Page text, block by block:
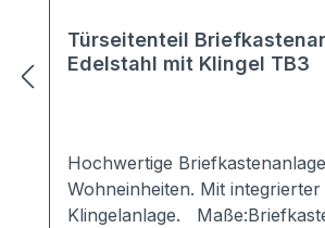
Türseitenteil
Edelstahl mit Klingel TB3
Hochwertige
Wohneinheiten. Mit integrierter
Klingelanlage.